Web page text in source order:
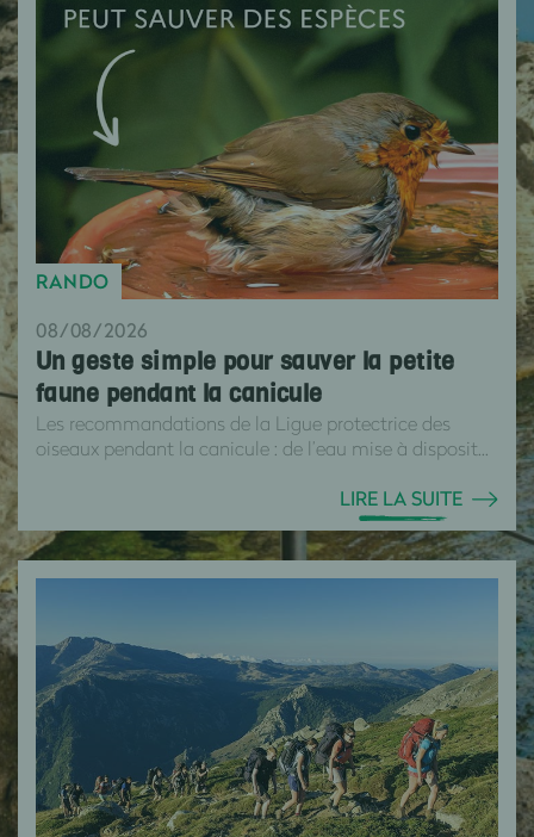
RANDO
08/08/2026
Un geste simple pour sauver la petite
faune pendant la canicule
Les recommandations de la Ligue protectrice des
oiseaux pendant la canicule : de l’eau mise à disposit...
LIRE LA SUITE